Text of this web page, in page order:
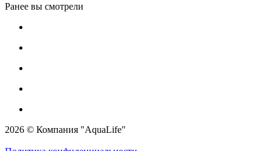
Ранее вы смотрели
2026 © Компания "AquaLife"